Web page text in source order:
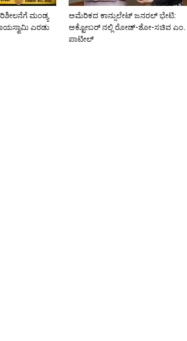
ಮಂಡ್ಯ
ಎರಡು
ಅಮೆರಿಕದ ಕಾನ್ಸುಲೇಟ್ ಜನರಲ್ ಭೇಟಿ:
ಅಕ್ಟೋಬರ್ ನಲ್ಲಿ ರೋಡ್-ಶೋ-ಸಚಿವ ಎಂ.
ಪಾಟೀಲ್